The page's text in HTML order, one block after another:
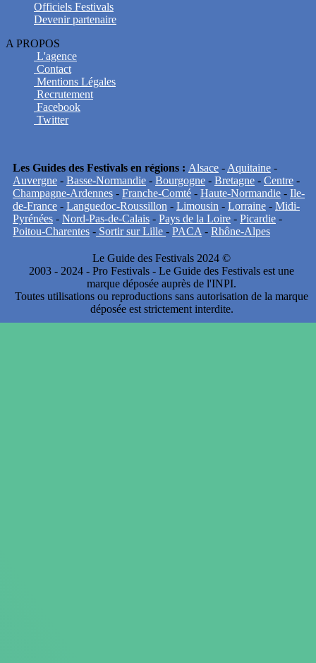
Officiels Festivals
Devenir partenaire
A PROPOS
L'agence
Contact
Mentions Légales
Recrutement
Facebook
Twitter
Les Guides des Festivals en régions : Alsace - Aquitaine -
Auvergne - Basse-Normandie - Bourgogne - Bretagne - Centre -
Champagne-Ardennes - Franche-Comté - Haute-Normandie - Ile-
de-France - Languedoc-Roussillon - Limousin - Lorraine - Midi-
Pyrénées - Nord-Pas-de-Calais - Pays de la Loire - Picardie -
Poitou-Charentes - Sortir sur Lille - PACA - Rhône-Alpes
Le Guide des Festivals 2024 ©
2003 - 2024 - Pro Festivals - Le Guide des Festivals est une
marque déposée auprès de l'INPI.
Toutes utilisations ou reproductions sans autorisation de la marque
déposée est strictement interdite.